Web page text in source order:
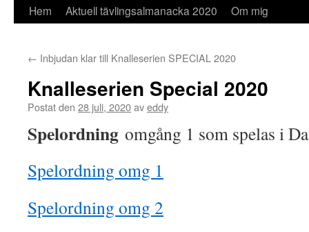
Hem Aktuell tävlingsalmanacka 2020 Om mig
← Inbjudan klar till Knalleserien SPECIAL 2020
Knalleserien Special 2020
Postat den 28 juli, 2020aveddy
Spelordning omgång 1 som spelas i
Spelordning omg 1
Spelordning omg 2